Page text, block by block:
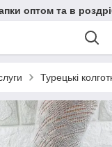
оптом та в
Турецькі